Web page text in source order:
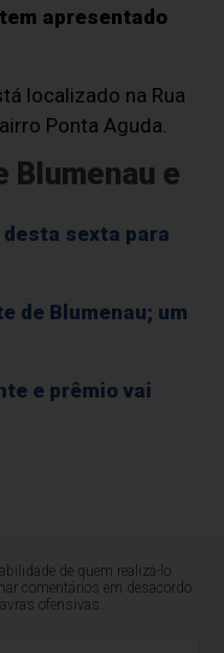
apresentado
localizado na Rua
Ponta Aguda.
Blumenau e
sexta para
de Blumenau; um
e prêmio vai
de quem realizá-lo.
comentários em desacordo
ofensivas.